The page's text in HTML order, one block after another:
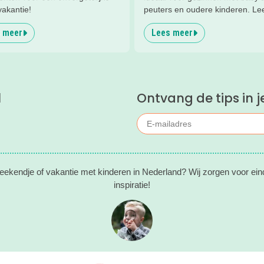
meer
peuters en oudere kinderen.
waarom!
Lees meer
Ontvang de tips in
of vakantie met kinderen in Nederland? Wij zorgen voor
inspiratie!